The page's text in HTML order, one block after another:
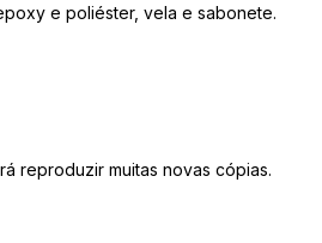
e poliéster, vela e sabonete.
reproduzir muitas novas cópias.